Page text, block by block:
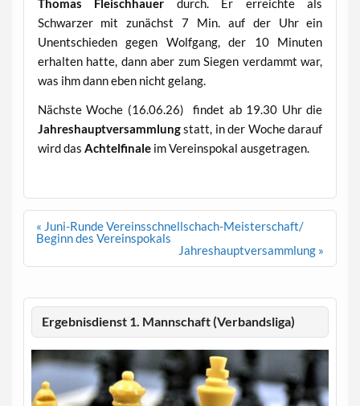
Thomas Fleischhauer durch. Er erreichte als
Schwarzer mit zunächst 7 Min. auf der Uhr ein
Unentschieden gegen Wolfgang, der 10 Minuten
erhalten hatte, dann aber zum Siegen verdammt war,
was ihm dann eben nicht gelang.
Nächste Woche (16.06.26) findet ab 19.30 Uhr die
Jahreshauptversammlungstatt, in der Woche darauf
wird das Achtelfinaleim Vereinspokal ausgetragen.
Beitragsnavigation
« Juni-Runde Vereinsschnellschach-Meisterschaft/
Beginn des Vereinspokals
Jahreshauptversammlung »
Ergebnisdienst 1. Mannschaft (Verbandsliga)